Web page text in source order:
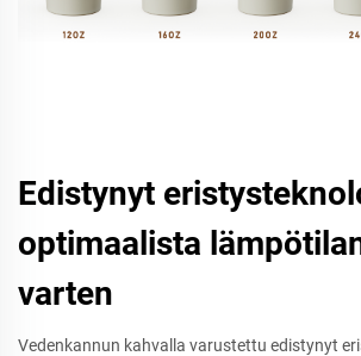
Edistynyt
optimaalista
varten
Vedenkannun kahvalla varustettu edistynyt